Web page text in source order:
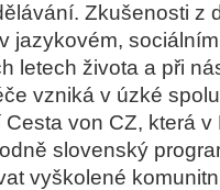
Zkušenosti z
jazykovém,
letech života a při
vzniká v úzké
von CZ, která
slovenský
vyškolené